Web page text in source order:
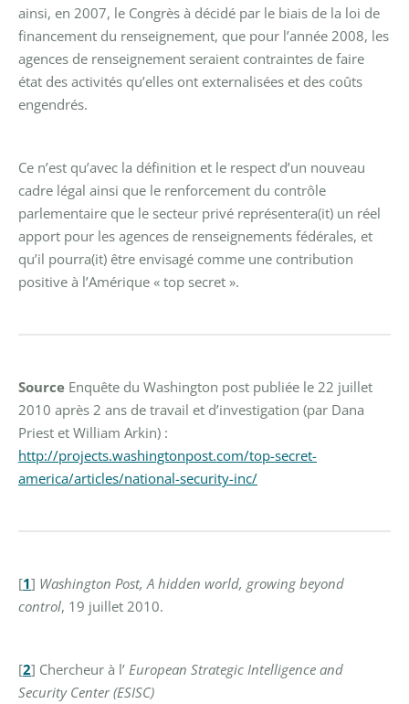
ainsi, en 2007, le Congrès à décidé par le biais de la loi de
financement du renseignement, que pour l’année 2008, les
agences de renseignement seraient contraintes de faire
état des activités qu’elles ont externalisées et des coûts
engendrés.
Ce n’est qu’avec la définition et le respect d’un nouveau
cadre légal ainsi que le renforcement du contrôle
parlementaire que le secteur privé représentera(it) un réel
apport pour les agences de renseignements fédérales, et
qu’il pourra(it) être envisagé comme une contribution
positive à l’Amérique « top secret ».
Source Enquête du Washington post publiée le 22 juillet
2010 après 2 ans de travail et d’investigation (par Dana
Priest et William Arkin) :
http://projects.washingtonpost.com/top-secret-
america/articles/national-security-inc/
[1] Washington Post, A hidden world, growing beyond
control, 19 juillet 2010.
[2] Chercheur à l’ European Strategic Intelligence and
Security Center (ESISC)